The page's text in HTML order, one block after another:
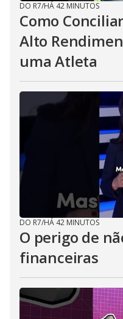
DO R7/HÁ 42 MINUTOS
Como
Alto
uma Atleta
DO R7/HÁ 42 MINUTOS
O perigo de
financeiras